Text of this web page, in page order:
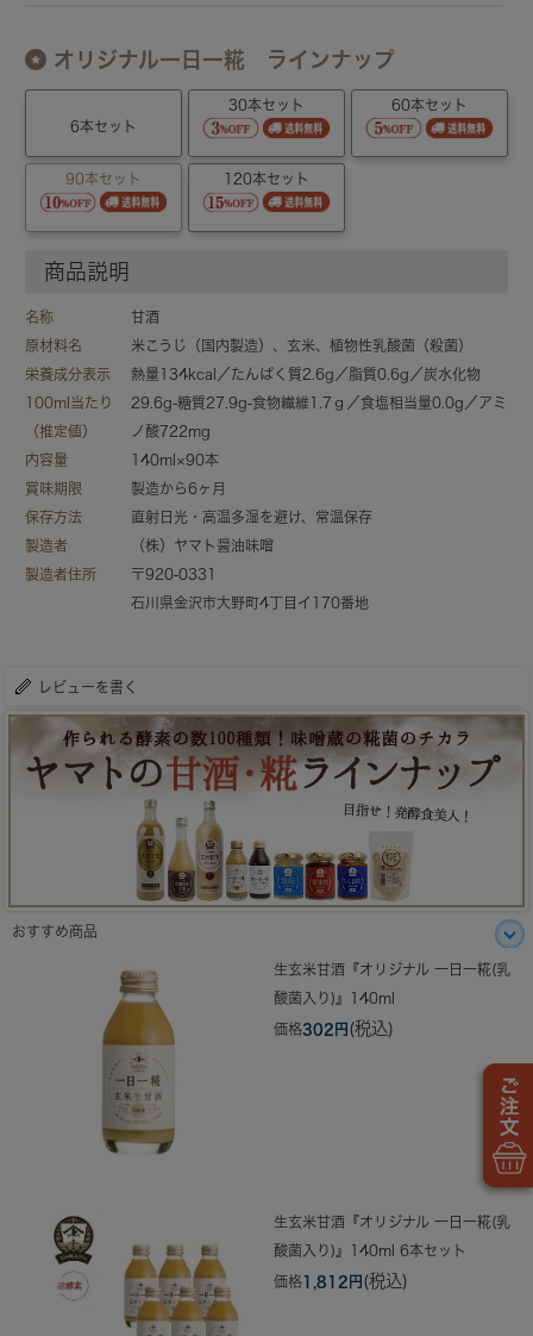
オリジナル一日一糀 ラインナップ
6本セット
30本セット 60本セット
90本セット 120本セット
商品説明
名称
甘酒
原材料名
米こうじ（国内製造）、玄米、植物性乳酸菌（殺菌）
栄養成分表示
100ml当たり
（推定値）
熱量134kcal／たんぱく質2.6g／脂質0.6g／炭水化物
29.6g-糖質27.9g-食物繊維1.7ｇ／食塩相当量0.0g／アミ
ノ酸722mg
内容量
140ml×90本
賞味期限
製造から6ヶ月
保存方法
直射日光・高温多湿を避け、常温保存
製造者
（株）ヤマト醤油味噌
製造者住所
〒920-0331
石川県金沢市大野町4丁目イ170番地
レビューを書く
おすすめ商品
生玄米甘酒『オリジナル 一日一糀(乳
酸菌入り)』140ml
価格302円 (税込)
生玄米甘酒『オリジナル 一日一糀(乳
酸菌入り)』140ml 6本セット
価格1,812円 (税込)